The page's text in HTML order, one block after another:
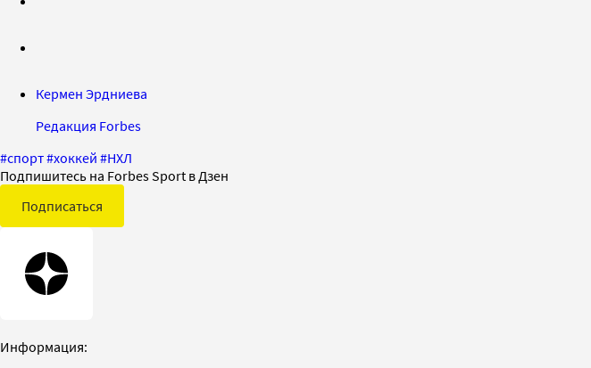
Кермен Эрдниева
Редакция Forbes
#спорт#хоккей #НХЛ
Подпишитесь на Forbes Sport в Дзен
Подписаться
Информация: